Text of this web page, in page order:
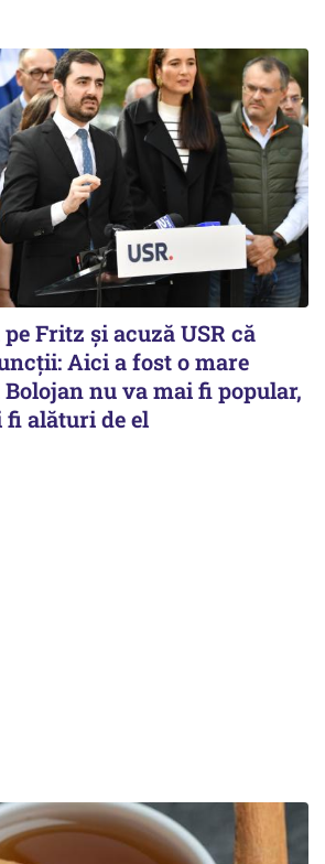
Fritz și acuză USR că
Aici a fost o mare
Bolojan nu va mai fi popular,
fi alături de el